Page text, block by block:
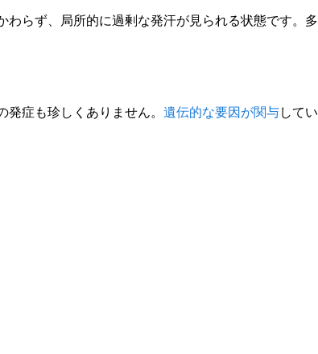
らず、局所的に過剰な発汗が見られる状態です。多
症も珍しくありません。 遺伝的な要因が関与してい